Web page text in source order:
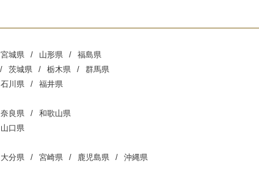
宮城県 山形県 福島県
茨城県 栃木県 群馬県
石川県 福井県
奈良県 和歌山県
山口県
大分県 宮崎県 鹿児島県 沖縄県